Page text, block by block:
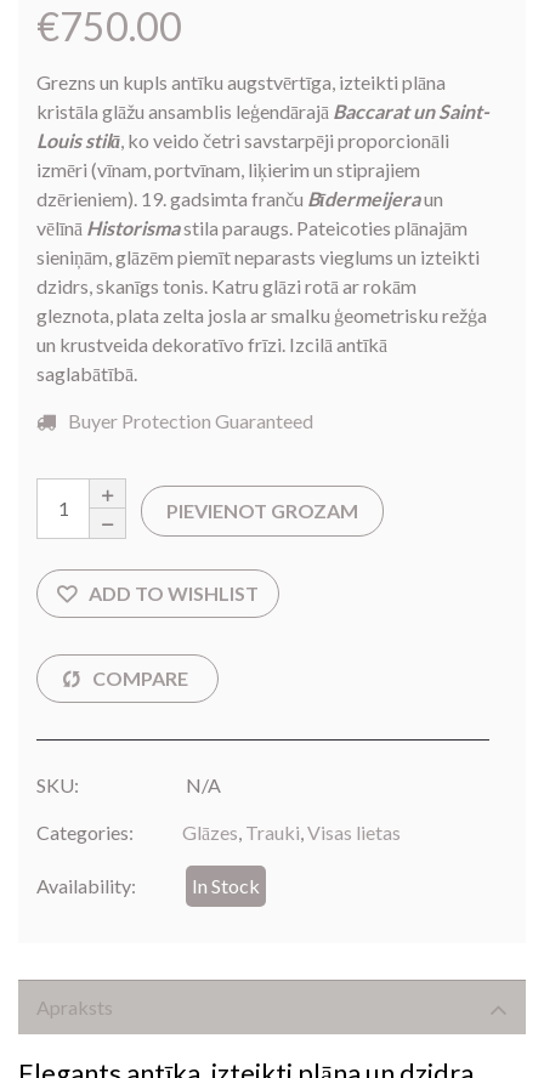
€750.00
Grezns un kupls antīku augstvērtīga, izteikti plāna
kristāla glāžu ansamblis leģendārajā Baccarat un Saint-
Louis stilā, ko veido četri savstarpēji proporcionāli
izmēri (vīnam, portvīnam, liķierim un stiprajiem
dzērieniem). 19. gadsimta franču Bīdermeijeraun
vēlīnā Historismastila paraugs. Pateicoties plānajām
sieniņām, glāzēm piemīt neparasts vieglums un izteikti
dzidrs, skanīgs tonis. Katru glāzi rotā ar rokām
gleznota, plata zelta josla ar smalku ģeometrisku režģa
un krustveida dekoratīvo frīzi. Izcilā antīkā
saglabātībā.
Buyer Protection Guaranteed
PIEVIENOT GROZAM
SKU: N/A
Categories: Glāzes, Trauki,Visas lietas
Availability: In Stock
Apraksts